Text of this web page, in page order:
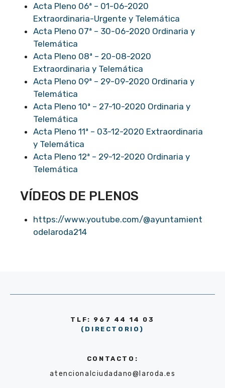
Acta Pleno 06ª – 01-06-2020
Extraordinaria-Urgente y Telemática
Acta Pleno 07ª – 30-06-2020 Ordinaria y
Telemática
Acta Pleno 08ª – 20-08-2020
Extraordinaria y Telemática
Acta Pleno 09ª – 29-09-2020 Ordinaria y
Telemática
Acta Pleno 10ª – 27-10-2020 Ordinaria y
Telemática
Acta Pleno 11ª – 03-12-2020 Extraordinaria
y Telemática
Acta Pleno 12ª – 29-12-2020 Ordinaria y
Telemática
VÍDEOS DE PLENOS
https://www.youtube.com/@ayuntamient
odelaroda214
TLF: 967 44 14 03
(DIRECTORIO)
CONTACTO:
atencionalciudadano@laroda.es